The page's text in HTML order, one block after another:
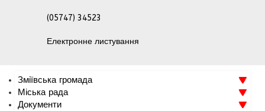
(05747) 34523
Електронне листування
Зміївська громада
Міська рада
Документи